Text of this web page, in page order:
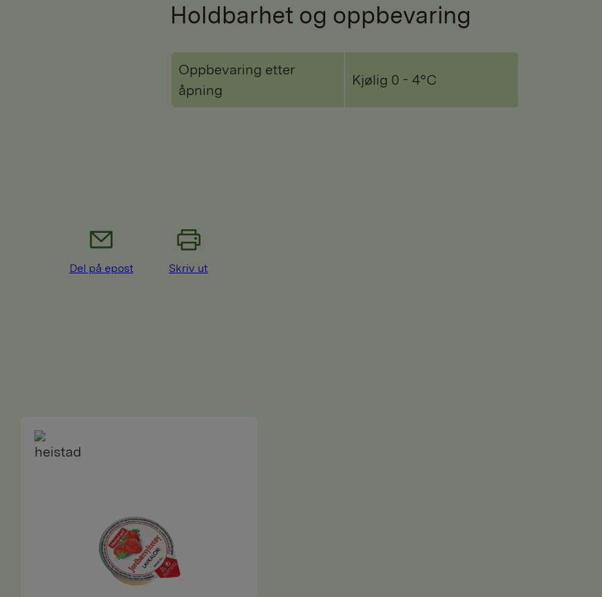
Holdbarhet og oppbevaring
Oppbevaring etter
åpning
Kjølig 0 - 4°C
Del på epost Skriv ut